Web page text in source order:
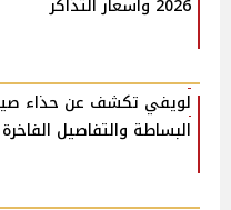
لويفي تكشف عن حذاء
البساطة والتفاصيل الفاخرة